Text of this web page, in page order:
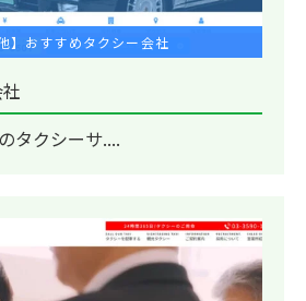
】おすすめタクシー会社
タクシーサ....